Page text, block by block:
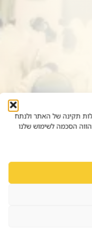
תקינה של האתר ולנתח
הסכמה לשימוש שלנו